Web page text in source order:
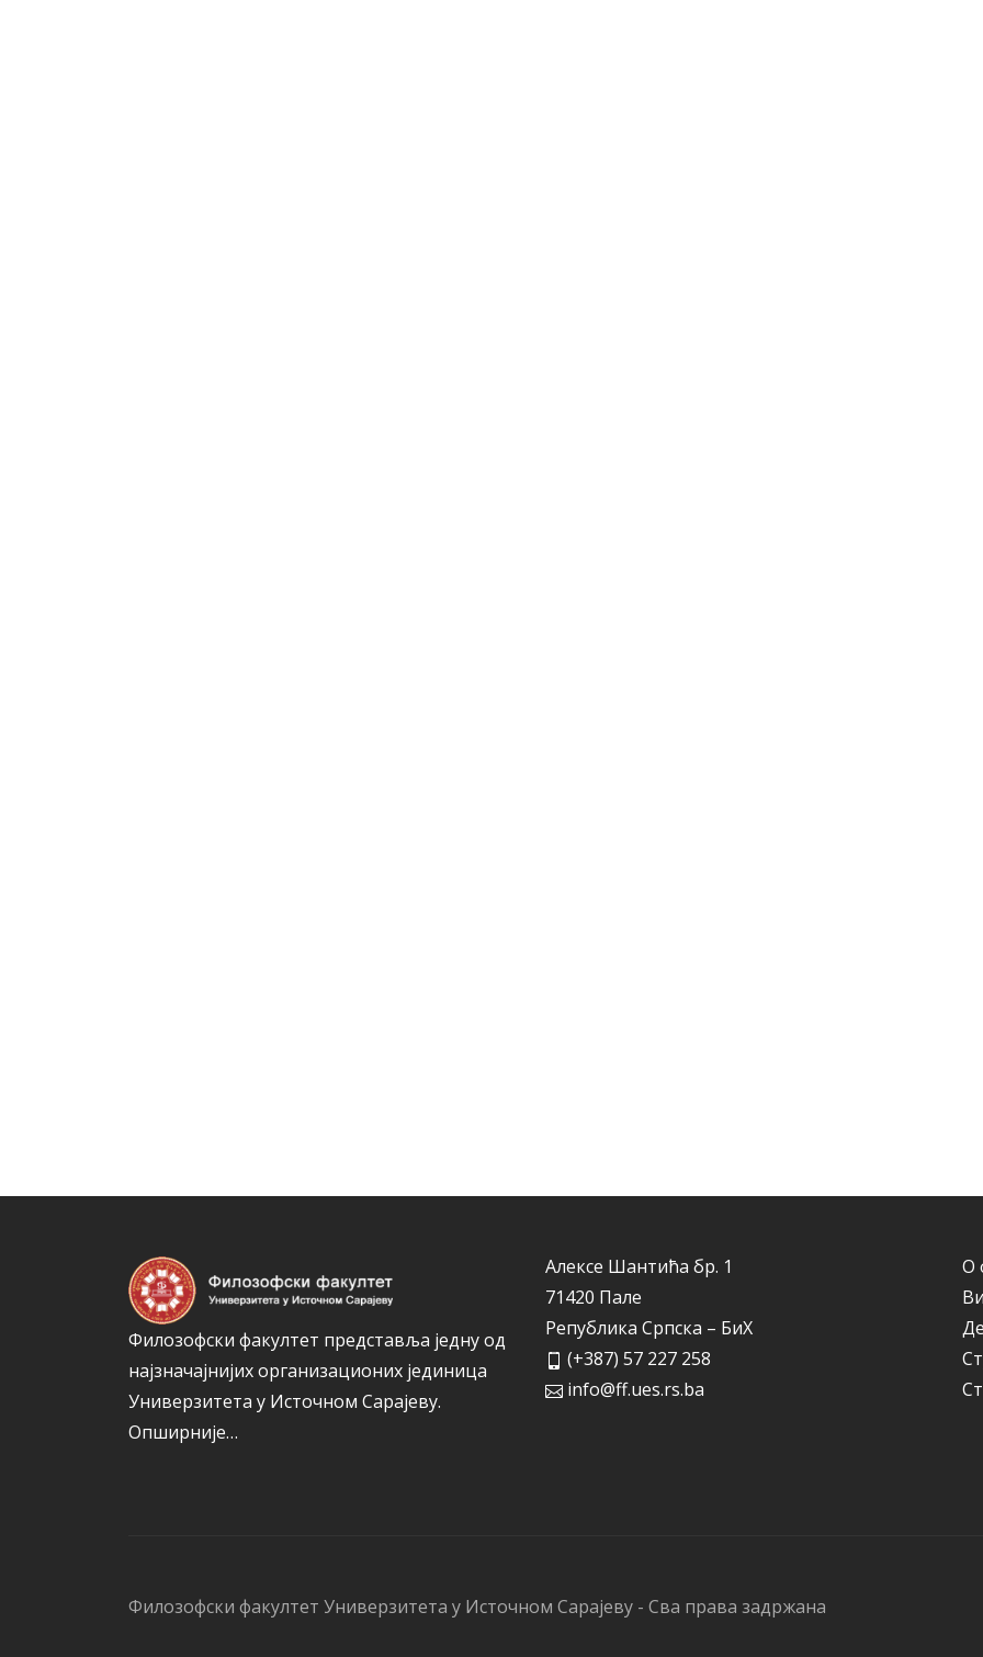
Филозофски факултет представља једну од
најзначајнијих организационих јединица
Универзитета у Источном Сарајеву.
Опширније…
Алексе Шантића бр. 1
71420 Пале
Република Српска – БиХ
(+387) 57 227 258
info@ff.ues.rs.ba
О
Филозофски факултет Универзитета у Источном Сарајеву - Сва права задржана